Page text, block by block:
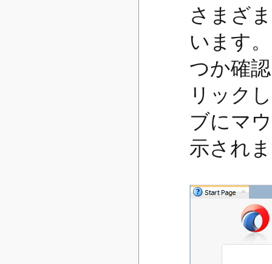
さまざ
います
つか確
リック
ブにマ
示され